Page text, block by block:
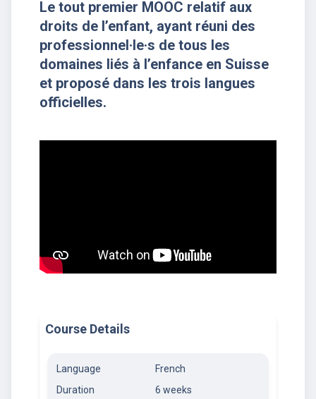
Le tout premier MOOC relatif aux
droits de l’enfant, ayant réuni des
professionnel·le·s de tous les
domaines liés à l’enfance en Suisse
et proposé dans les trois langues
officielles.
Course Details
Language
French
Duration
6 weeks